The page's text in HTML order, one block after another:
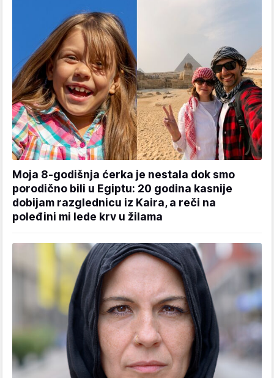
Moja 8-godišnja ćerka je nestala dok smo
porodično bili u Egiptu: 20 godina kasnije
dobijam razglednicu iz Kaira, a reči na
poleđini mi lede krv u žilama